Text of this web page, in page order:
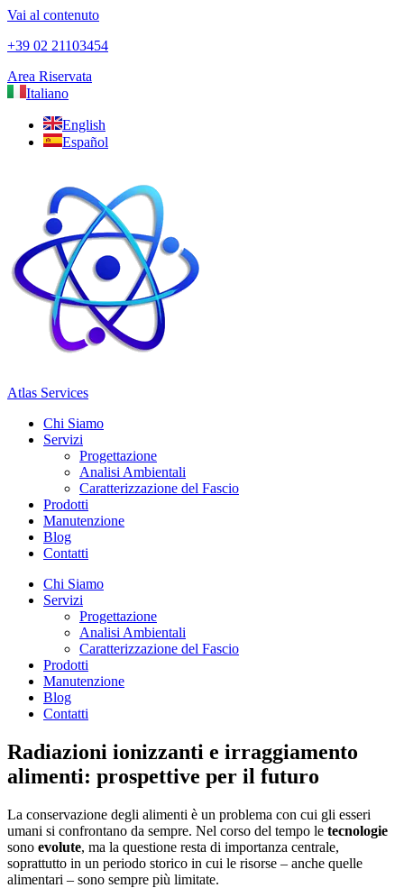
Vai al contenuto
+39 02 21103454
Area Riservata
Italiano
English
Español
Atlas Services
Chi Siamo
Servizi
Progettazione
Analisi Ambientali
Caratterizzazione del Fascio
Prodotti
Manutenzione
Blog
Contatti
Chi Siamo
Servizi
Progettazione
Analisi Ambientali
Caratterizzazione del Fascio
Prodotti
Manutenzione
Blog
Contatti
Radiazioni ionizzanti e irraggiamento
alimenti: prospettive per il futuro
La conservazione degli alimenti è un problema con cui gli esseri
umani si confrontano da sempre. Nel corso del tempo le tecnologie
sono evolute, ma la questione resta di importanza centrale,
soprattutto in un periodo storico in cui le risorse – anche quelle
alimentari – sono sempre più limitate.